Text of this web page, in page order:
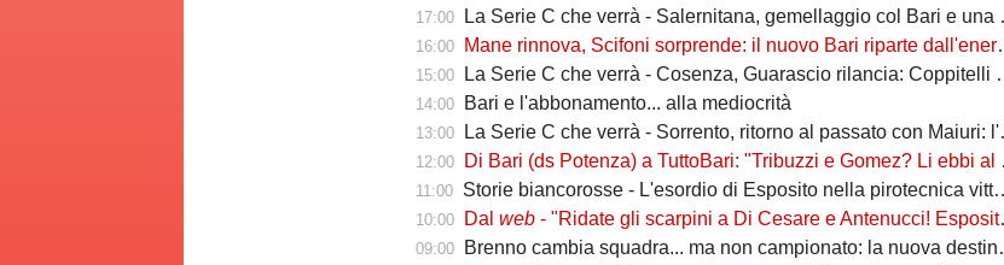
17:00 La Serie C che verrà - Salernitana, gemellaggio col Bari e una sola missione: tornare subito in Serie B
16:00 Mane rinnova, Scifoni sorprende: il nuovo Bari riparte dall'energia verde
15:00 La Serie C che verrà - Cosenza, Guarascio rilancia: Coppitelli per riportare i lupi in Serie B
14:00 Bari e l'abbonamento... alla mediocrità
13:00 La Serie C che verrà - Sorrento, ritorno al passato con Maiuri: l'obiettivo è una salvezza senza affanni
12:00 Di Bari (ds Potenza) a TuttoBari: "Tribuzzi e Gomez? Li ebbi al Crotone. Alessio può fare più ruoli, Guido è una certezza"
11:00 Storie biancorosse - L'esordio di Esposito nella pirotecnica vittoria contro la Spal di De Rossi e Nainggolan
10:00 Dalweb - "Ridate gli scarpini a Di Cesare e Antenucci! Esposito? Forte, ma valorizziamo sempre giocatori del Napoli"
09:00 Brenno cambia squadra... ma non campionato: la nuova destinazione dell'ex Bari